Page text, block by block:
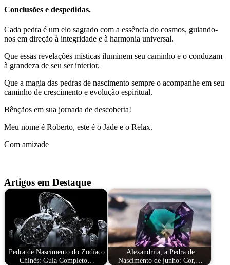
Conclusões e despedidas.
Cada pedra é um elo sagrado com a essência do cosmos, guiando-
nos em direção à integridade e à harmonia universal.
Que essas revelações místicas iluminem seu caminho e o conduzam
à grandeza de seu ser interior.
Que a magia das pedras de nascimento sempre o acompanhe em seu
caminho de crescimento e evolução espiritual.
Bênçãos em sua jornada de descoberta!
Meu nome é Roberto, este é o Jade e o Relax.
Com amizade
Artigos em Destaque
Pedra de Nascimento do Zodíaco
Chinês: Guia Completo…
Alexandrita, a Pedra de
Nascimento de junho: Cor,…